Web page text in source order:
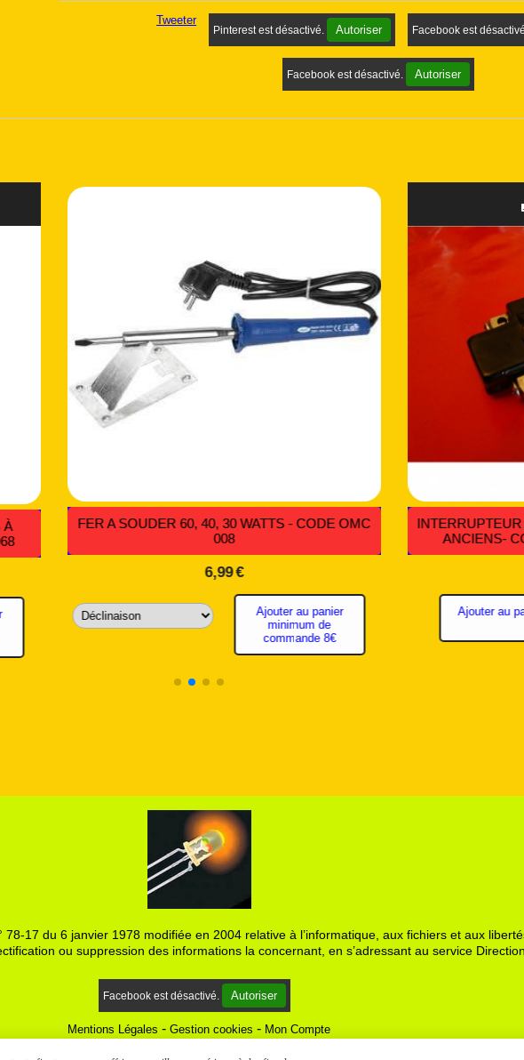
Tweeter
Pinterest est désactivé. Autoriser Facebook est
Facebook est désactivé. Autoriser
VÉHICULES
AM 003
COSSES MÂLE ET FEMELLE DE DÉRIVATION
BLEUES - CODE CO 059
Ajouter au panier
minimum de
commande 8€
17 du 6 janvier 1978 modifiée en 2004 relative à l’informatique, aux fichiers et aux
ou suppression des informations la concernant, en s’adressant au service
Facebook est désactivé. Autoriser
Mentions Légales Gestion cookies Mon Compte